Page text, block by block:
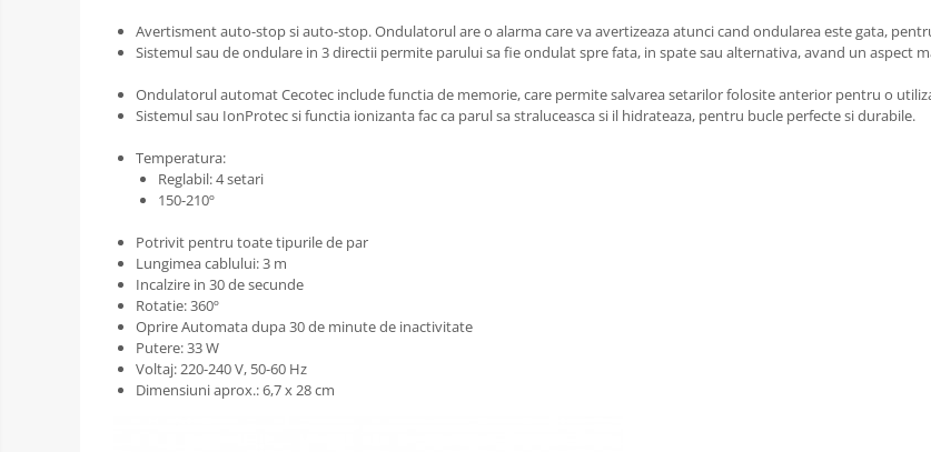
Avertisment auto-stop si auto-stop. Ondulatorul are o alarma care va avertizeaza atunci cand ondularea este gata,
Sistemul sau de ondulare in 3 directii permite parului sa fie ondulat spre fata, in spate sau alternativa, avand un aspect
Ondulatorul automat Cecotec include functia de memorie, care permite salvarea setarilor folosite anterior pentru o
Sistemul sau IonProtec si functia ionizanta fac ca parul sa straluceasca si il hidrateaza, pentru bucle perfecte si durabile.
Temperatura:
Reglabil: 4 setari
150-210º
Potrivit pentru toate tipurile de par
Lungimea cablului: 3 m
Incalzire in 30 de secunde
Rotatie: 360º
Oprire Automata dupa 30 de minute de inactivitate
Putere: 33 W
Voltaj: 220-240 V, 50-60 Hz
Dimensiuni aprox.: 6,7 x 28 cm